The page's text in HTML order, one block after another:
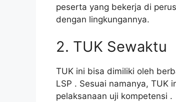
peserta yang bekerja di
dengan lingkungannya.
2. TUK Sewaktu
TUK ini bisa dimiliki oleh
LSP . Sesuai namanya, TUK
pelaksanaan uji kompetensi .